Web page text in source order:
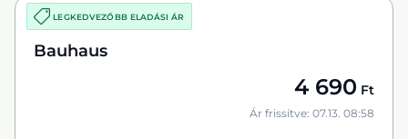
LEGKEDVEZŐBB ELADÁSI ÁR
Bauhaus
4 690 Ft
Ár frissítve: 07.13. 08:58